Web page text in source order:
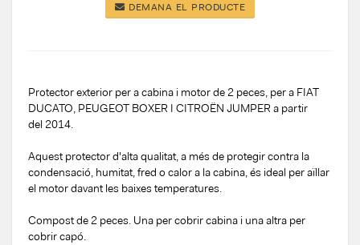
DEMANA EL PRODUCTE
Protector exterior per a cabina i motor de 2 peces, per a FIAT
DUCATO, PEUGEOT BOXER I CITROËN JUMPER a partir
del 2014.
Aquest protector d'alta qualitat, a més de protegir contra la
condensació, humitat, fred o calor a la cabina, és ideal per aïllar
el motor davant les baixes temperatures.
Compost de 2 peces. Una per cobrir cabina i una altra per
cobrir capó.